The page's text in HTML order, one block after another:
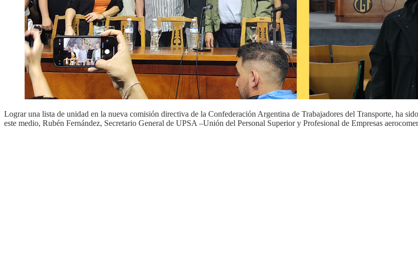
Lograr una lista de unidad en la nueva comisión directiva de la Confederación Argentina de Trabajadores del Transporte, ha
este medio, Rubén Fernández, Secretario General de UPSA –Unión del Personal Superior y Profesional de Empresas